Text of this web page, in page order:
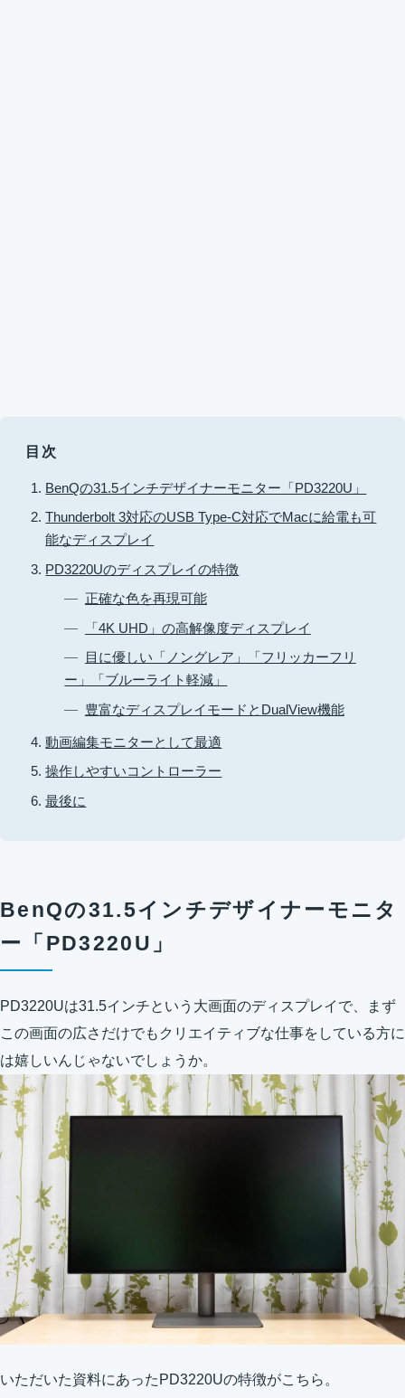
目次
BenQの31.5インチデザイナーモニター「PD3220U」
Thunderbolt 3対応のUSB Type-C対応でMacに給電も可
能なディスプレイ
PD3220Uのディスプレイの特徴
正確な色を再現可能
「4K UHD」の高解像度ディスプレイ
目に優しい「ノングレア」「フリッカーフリ
ー」「ブルーライト軽減」
豊富なディスプレイモードとDualView機能
動画編集モニターとして最適
操作しやすいコントローラー
最後に
BenQの31.5インチデザイナーモニタ
ー「PD3220U」
PD3220Uは31.5インチという大画面のディスプレイで、まず
この画面の広さだけでもクリエイティブな仕事をしている方に
は嬉しいんじゃないでしょうか。
いただいた資料にあったPD3220Uの特徴がこちら。